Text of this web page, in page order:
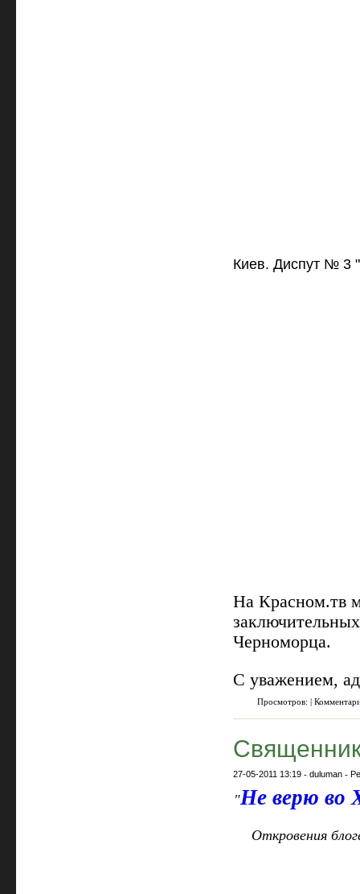
Киев. Диспут № 3
На Красном.тв
Черноморца.
С уважением,
Просмотров: |
27-05-2011 13:19 -duluman -
"Не верю во
Откровения